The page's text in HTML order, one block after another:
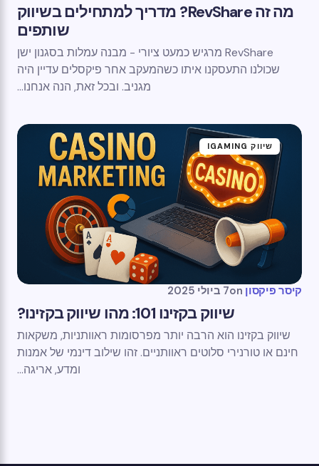
מה זה RevShare? מדריך למתחילים בשיווק
שותפים
RevShare מרגיש כמעט ציורי - מבנה עמלות בסגנון ישן
שכולנו התעסקנו איתו כשהמעקב אחר פיקסלים עדיין היה
מגניב. ובכל זאת, הנה אנחנו...
שיווק IGAMING
קיסר פיקסון on7 ביולי 2025
שיווק בקזינו 101: מהו שיווק בקזינו?
שיווק בקזינו הוא הרבה יותר מפרסומות ראוותניות, משקאות
חינם או טורנירי סלוטים ראוותניים. זהו שילוב דינמי של אמנות
ומדע, אריגה...